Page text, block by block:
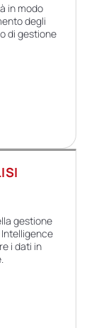
in modo
degli
di gestione
gestione
i dati in